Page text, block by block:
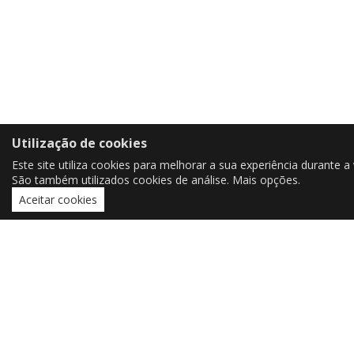
Utilização de cookies
Este site utiliza cookies para melhorar a sua experiência durante a
São também utilizados cookies de análise. Mais opções.
Aceitar cookies